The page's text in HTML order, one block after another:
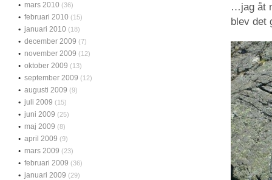
…jag åt
blev det
mars 2010 (36)
februari 2010 (15)
januari 2010 (18)
december 2009 (7)
november 2009 (12)
oktober 2009 (13)
september 2009 (12)
augusti 2009 (9)
juli 2009 (15)
juni 2009 (25)
maj 2009 (8)
april 2009 (9)
mars 2009 (23)
februari 2009 (36)
januari 2009 (29)